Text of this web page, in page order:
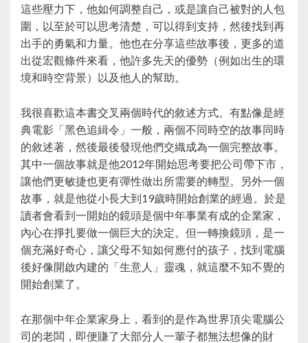
這些壓力下，他如何調整自己，或是讓自己被對的人包
圍，以至於可以思考清楚，可以得到支持，然後找到再
出手的勇氣和力量。他也在分享這些故事後，更多的道
出從宏觀條件來看，他許多先天的優勢（例如出生的環
境和時空背景）以及他人的幫助。
我很喜歡這本書交叉兩個時代的敘述方式。有點像是經
典電影「黑色追緝令」一般，兩個不同時空的故事同時
的敘述著，然後最後發現他們交織成為一個完整故事。
其中一個故事就是他2012年開始思考要把公司帶下市，
讓他們更敏捷也更有彈性做出所需要的轉型。另外一個
故事，就是他從小長大到19歲時開始創業的經過。於是
讀者會看到一開始的鏡頭是個中年事業有成的企業家，
內心在掙扎要做一個巨大的決定。但一轉換鏡頭，是一
個充滿好奇心，讓父母不知如何應付的孩子，找到電腦
後好像開啟內建的「生意人」靈魂，就這麼不知不覺的
開始創業了。
在那個中年企業家身上，看到的是作為世界頂尖電腦公
司的老闆，即便賺了大部分人一輩子都無法想像的財